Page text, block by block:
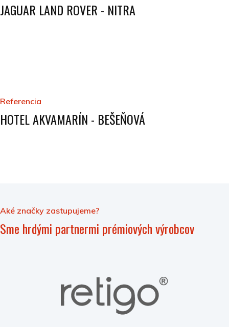
JAGUAR LAND ROVER - NITRA
Referencia
HOTEL AKVAMARÍN - BEŠEŇOVÁ
Aké značky zastupujeme?
Sme hrdými partnermi prémiových výrobcov